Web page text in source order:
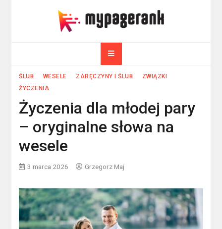
myPageRank.pl
ŚLUB WESELE ZARĘCZYNY I ŚLUB
ZWIĄZKI
ŻYCZENIA
Życzenia dla młodej pary
– oryginalne słowa na
wesele
3 marca 2026 Grzegorz Maj